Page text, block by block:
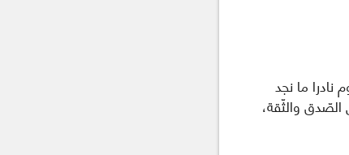
ما نجد
الصّدق والثّقة،